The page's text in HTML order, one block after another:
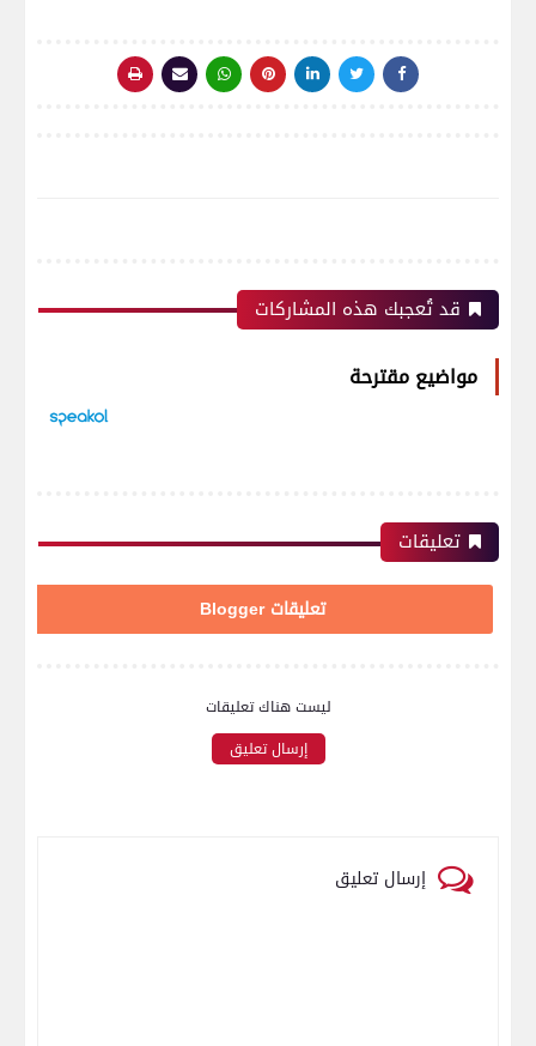
قد تُعجبك هذه المشاركات
مواضيع مقترحة
تعليقات
تعليقات Blogger
ليست هناك تعليقات
إرسال تعليق
إرسال تعليق